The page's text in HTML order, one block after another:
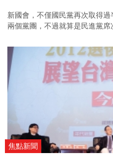
新國會，不僅國民黨再次取得
兩個黨團，不過就算是民進黨
因此國會再空轉，馬英九必須負
焦點新聞